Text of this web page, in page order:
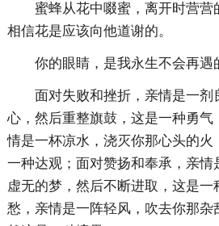
蜜蜂从花中啜蜜，离开时营营
相信花是应该向他道谢的。
你的眼睛，是我永生不会再遇
面对失败和挫折，亲情是一剂
心，然后重整旗鼓，这是一种勇
情是一杯凉水，浇灭你那心头的火
一种达观；面对赞扬和奉承，亲情
虚无的梦，然后不断进取，这是
愁，亲情是一阵轻风，吹去你那杂